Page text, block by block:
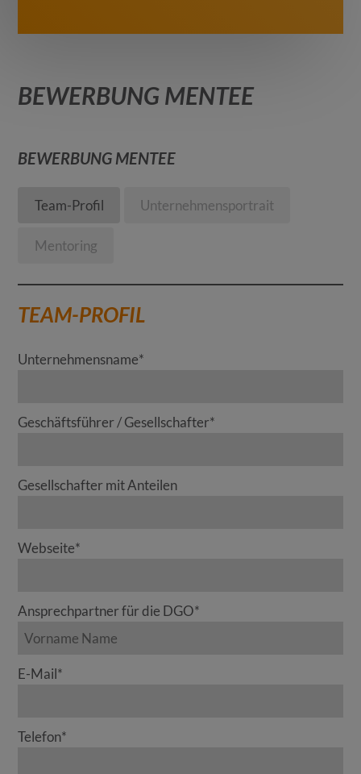
BEWERBUNG MENTEE
BEWERBUNG MENTEE
Team-Profil Unternehmensportrait
Mentoring
TEAM-PROFIL
Unternehmensname*
Geschäftsführer / Gesellschafter*
Gesellschafter mit Anteilen
Webseite*
Ansprechpartner für die DGO*
E-Mail*
Telefon*